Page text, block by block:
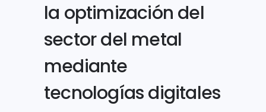
la optimización del
sector del metal
mediante
tecnologías digitales